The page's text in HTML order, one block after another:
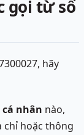
gọi từ số
hãy
nhân nào,
chỉ hoặc thông